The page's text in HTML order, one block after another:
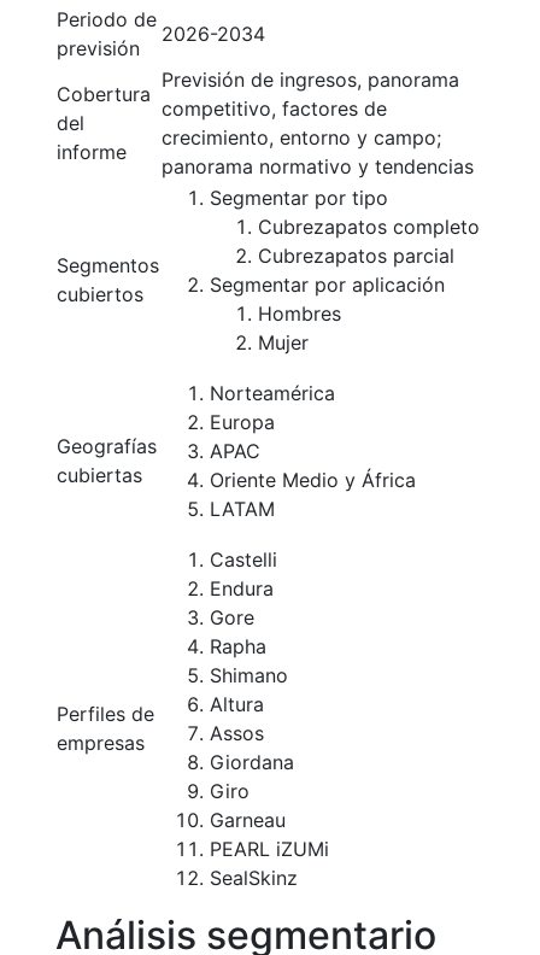
Periodo de
previsión
2026-2034
Cobertura
del
informe
Previsión de ingresos, panorama
competitivo, factores de
crecimiento, entorno y campo;
panorama normativo y tendencias
Segmentos
cubiertos
Segmentar por tipo
Cubrezapatos completo
Cubrezapatos parcial
Segmentar por aplicación
Hombres
Mujer
Geografías
cubiertas
Norteamérica
Europa
APAC
Oriente Medio y África
LATAM
Perfiles de
empresas
Castelli
Endura
Gore
Rapha
Shimano
Altura
Assos
Giordana
Giro
Garneau
PEARL iZUMi
SealSkinz
Análisis segmentario